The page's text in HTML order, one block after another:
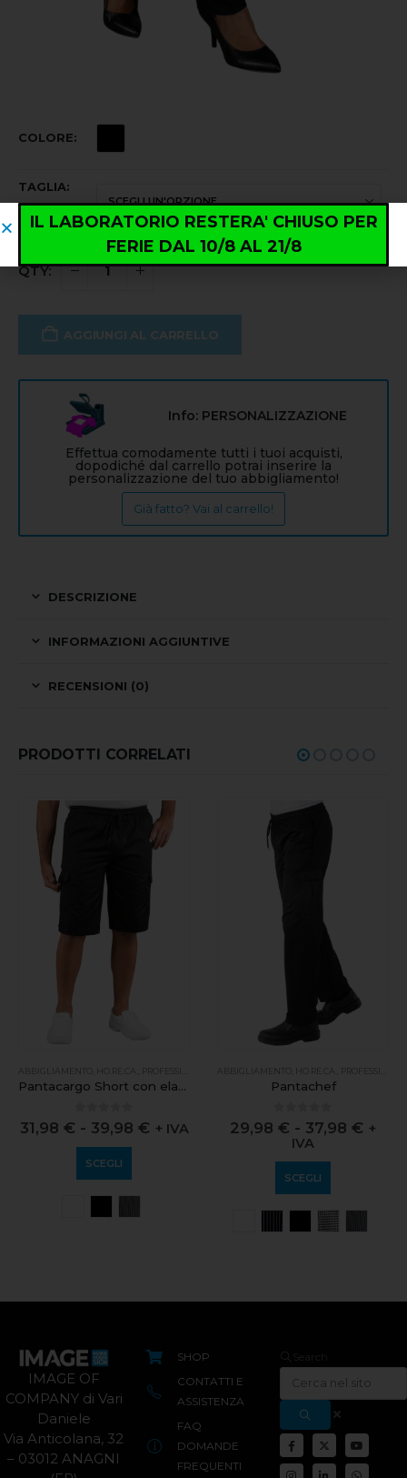
COLORE
TAGLIA
AGGIUNGI AL CARRELLO
Info: PERSONALIZZAZIONE
Effettua comodamente tutti i tuoi acquisti,
dopodiché dal carrello potrai inserire la
personalizzazione del tuo abbigliamento!
Già fatto? Vai al carrello!
DESCRIZIONE
INFORMAZIONI AGGIUNTIVE
RECENSIONI (0)
PRODOTTI CORRELATI
ABBIGLIAMENTO HO.RE.CA. PROFESSIONALE
Pantacargo Short con elastico
out of 5
31,98 € - 39,98 € + IVA
SCEGLI
ABBIGLIAMENTO HO.RE.CA. PROFESSIONALE
Pantachef
out of 5
29,98 € - 37,98 € +
IVA
SCEGLI
IMAGE OF
COMPANY di Vari
Daniele
Via Anticolana, 32
– 03012 ANAGNI
SHOP
CONTATTI E
ASSISTENZA
FAQ
DOMANDE
FREQUENTI
IL LABORATORIO RESTERA' CHIUSO PER
FERIE DAL 10/8 AL 21/8